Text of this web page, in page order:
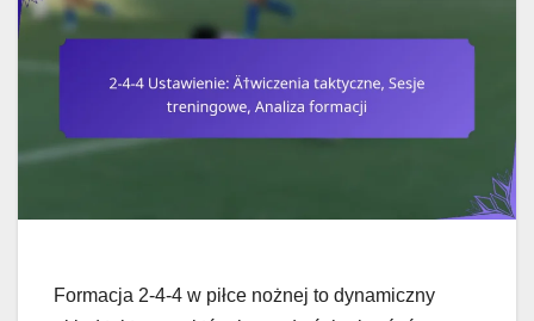
Formacja 2-4-4 w piłce nożnej to dynamiczny